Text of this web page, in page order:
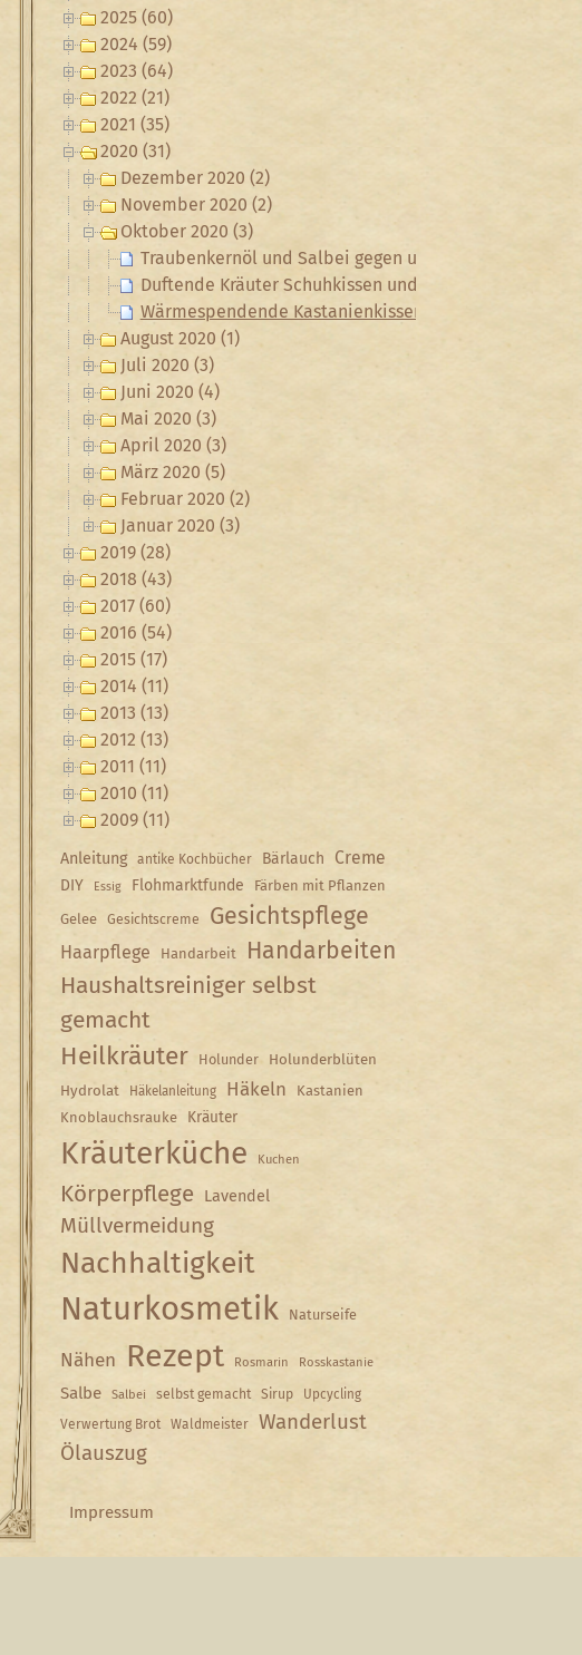
2025 (60)
2024 (59)
2023 (64)
2022 (21)
2021 (35)
2020 (31)
Dezember 2020 (2)
November 2020 (2)
Oktober 2020 (3)
Traubenkernöl und Salbei gegen unreine Haut
Duftende Kräuter Schuhkissen und Schuhspanner
Wärmespendende Kastanienkissen
August 2020 (1)
Juli 2020 (3)
Juni 2020 (4)
Mai 2020 (3)
April 2020 (3)
März 2020 (5)
Februar 2020 (2)
Januar 2020 (3)
2019 (28)
2018 (43)
2017 (60)
2016 (54)
2015 (17)
2014 (11)
2013 (13)
2012 (13)
2011 (11)
2010 (11)
2009 (11)
Anleitung antike Kochbücher Bärlauch Creme
DIY Essig Flohmarktfunde
Färben mit Pflanzen
Gelee
Gesichtscreme Gesichtspflege
Haarpflege Handarbeit
Handarbeiten
Haushaltsreiniger selbst
gemacht
Heilkräuter Holunder
Holunderblüten
Hydrolat
Häkelanleitung Häkeln
Kastanien
Knoblauchsrauke
Kräuter
Kräuterküche Kuchen
Körperpflege Lavendel
Müllvermeidung
Nachhaltigkeit
Naturkosmetik Naturseife
Nähen Rezept Rosmarin Rosskastanie
Salbe Salbei selbst gemacht Sirup
Upcycling
Verwertung Brot
Waldmeister
Wanderlust
Ölauszug
Impressum